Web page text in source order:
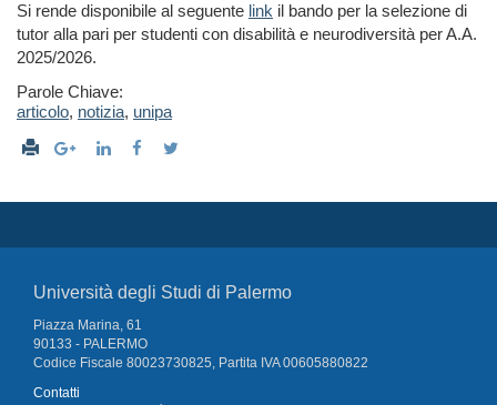
Si rende disponibile al seguente link il bando per la selezione di
tutor alla pari per studenti con disabilità e neurodiversità per A.A.
2025/2026.
Parole Chiave:
articolo, notizia, unipa
Università degli Studi di Palermo
Piazza Marina, 61
90133 - PALERMO
Codice Fiscale 80023730825, Partita IVA 00605880822
Contatti